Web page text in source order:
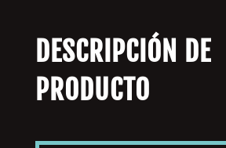
DESCRIPCIÓN DE
PRODUCTO